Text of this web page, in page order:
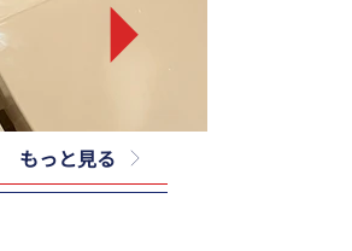
もっと見る